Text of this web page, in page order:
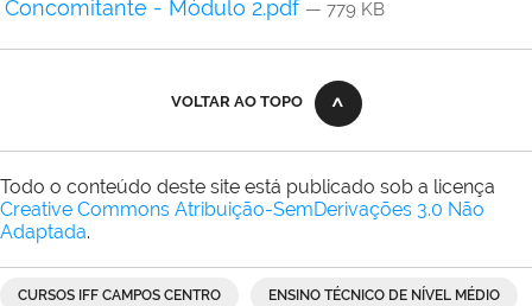
Concomitante - Módulo 2.pdf — 779 KB
VOLTAR AO TOPO
Todo o conteúdo deste site está publicado sob a licença
Creative Commons Atribuição-SemDerivações 3.0 Não
Adaptada.
CURSOS IFF CAMPOS CENTRO ENSINO TÉCNICO DE NÍVEL MÉDIO